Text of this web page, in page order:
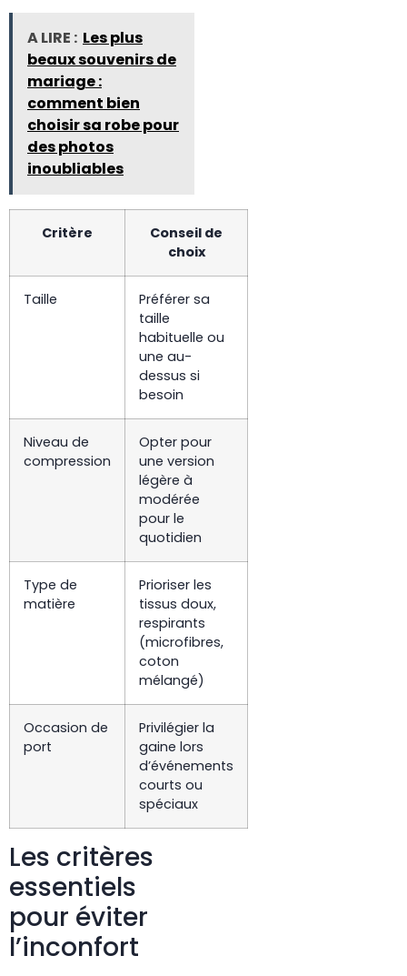
A LIRE : Les plus
beaux souvenirs de
mariage :
comment bien
choisir sa robe pour
des photos
inoubliables
Critère
Conseil de
choix
Taille
Préférer sa
taille
habituelle ou
une au-
dessus si
besoin
Niveau de
compression
Opter pour
une version
légère à
modérée
pour le
quotidien
Type de
matière
Prioriser les
tissus doux,
respirants
(microfibres,
coton
mélangé)
Occasion de
port
Privilégier la
gaine lors
d’événements
courts ou
spéciaux
Les critères
essentiels
pour éviter
l’inconfort